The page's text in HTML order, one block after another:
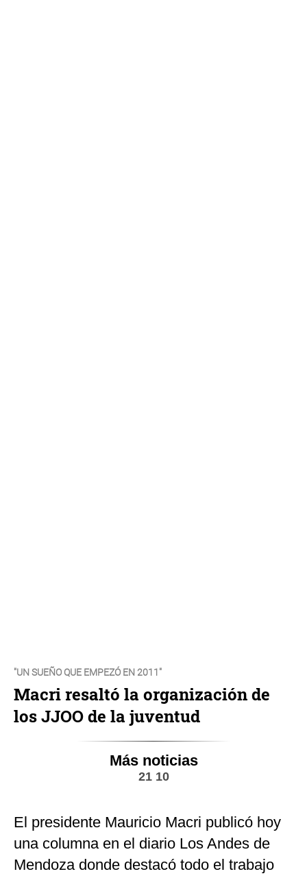
"UN SUEÑO QUE EMPEZÓ EN 2011"
Macri resaltó la organización de
los JJOO de la juventud
Más noticias
21 10
El presidente Mauricio Macri publicó hoy
una columna en el diario Los Andes de
Mendoza donde destacó todo el trabajo